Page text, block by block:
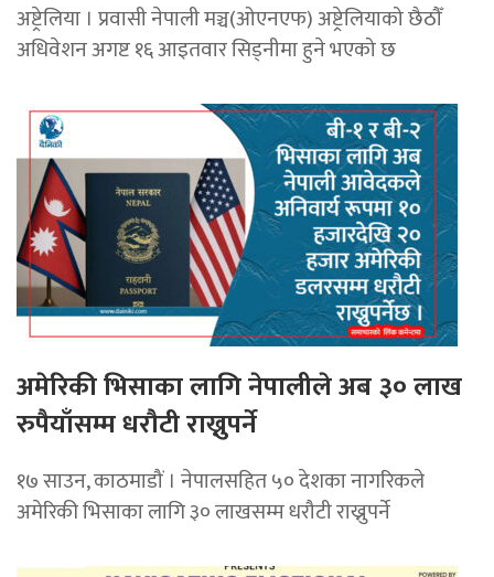
अष्ट्रेलिया । प्रवासी नेपाली मञ्च(ओएनएफ) अष्ट्रेलियाको छैठौँ
अधिवेशन अगष्ट १६ आइतवार सिड्नीमा हुने भएको छ
अमेरिकी भिसाका लागि नेपालीले अब ३० लाख
रुपैयाँसम्म धरौटी राख्नुपर्ने
१७ साउन, काठमाडौं । नेपालसहित ५० देशका नागरिकले
अमेरिकी भिसाका लागि ३० लाखसम्म धरौटी राख्नुपर्ने